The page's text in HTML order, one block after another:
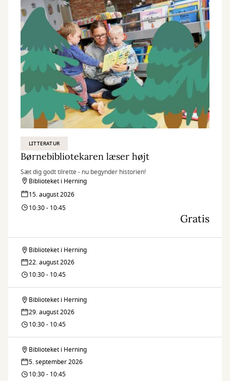
LITTERATUR
Børnebibliotekaren læser højt
Sæt dig godt tilrette - nu begynder historien!
Biblioteket i Herning
15. august 2026
10:30 - 10:45
Gratis
Børnebibliotekaren
læser
Biblioteket i Herning
22. august 2026
10:30 - 10:45
Børnebibliotekaren
læser
Biblioteket i Herning
29. august 2026
10:30 - 10:45
Børnebibliotekaren
læser
Biblioteket i Herning
5. september 2026
10:30 - 10:45